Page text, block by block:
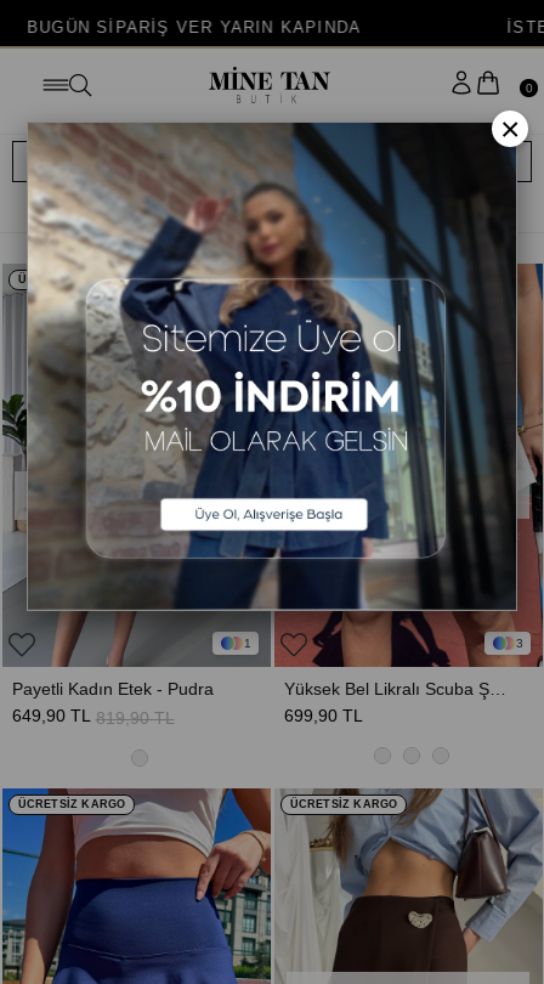
SİPARİŞ VER YARIN KAPINDA İSTERSEN
0
FİLTRELE SIRALAMA
2
TÜKENDI
ÜCRETSİZ KARGO
1
Payetli Kadın Etek - Pudra
649,90 TL 819,90 TL
%21
TÜKENDI
ÜCRETSİZ KARGO
3
Yüksek Bel Likralı Scuba Şort Etek - Beyaz
699,90 TL
ÜCRETSİZ KARGO ÜCRETSİZ KARGO
×